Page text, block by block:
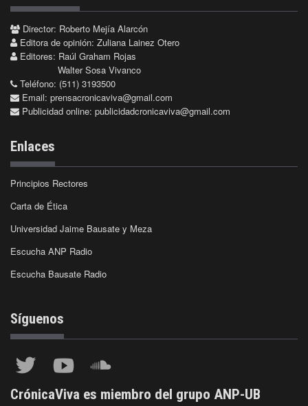
Director: Roberto Mejía Alarcón
Editora de opinión: Zuliana Lainez Otero
Editores: Raúl Graham Rojas
Walter Sosa Vivanco
Teléfono: (511) 3193500
Email: prensacronicaviva@gmail.com
Publicidad online: publicidadcronicaviva@gmail.com
Enlaces
Principios Rectores
Carta de Ética
Universidad Jaime Bausate y Meza
Escucha ANP Radio
Escucha Bausate Radio
Síguenos
CrónicaViva es miembro del grupo ANP-UB